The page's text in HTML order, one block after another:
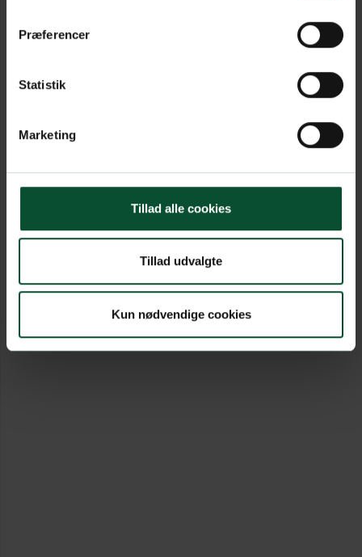
Præferencer
Statistik
Marketing
Tillad alle cookies
Tillad udvalgte
Kun nødvendige cookies